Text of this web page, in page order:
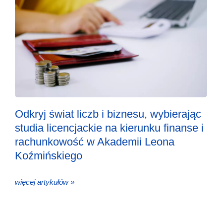
Odkryj świat liczb i biznesu, wybierając
studia licencjackie na kierunku finanse i
rachunkowość w Akademii Leona
Koźmińskiego
więcej artykułów »